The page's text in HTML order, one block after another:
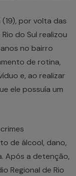
por volta das
do Sul realizou
no bairro
de rotina,
e, ao realizar
ele possuía um
de álcool, dano,
Após a detenção,
Regional de Rio